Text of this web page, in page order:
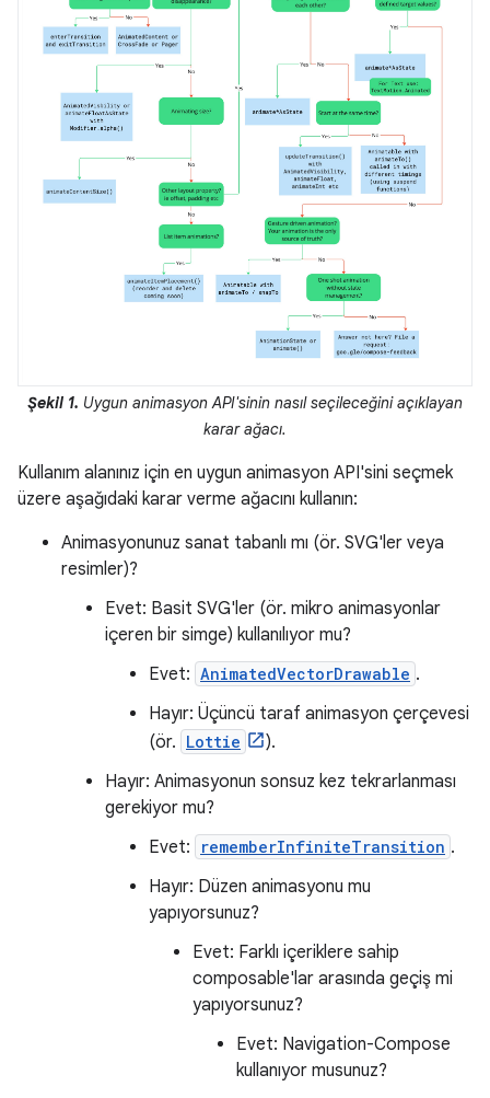
Şekil 1. Uygun animasyon API'sinin nasıl seçileceğini açıklayan
karar ağacı.
Kullanım alanınız için en uygun animasyon API'sini seçmek
üzere aşağıdaki karar verme ağacını kullanın:
Animasyonunuz sanat tabanlı mı (ör. SVG'ler veya
resimler)?
Evet: Basit SVG'ler (ör. mikro animasyonlar
içeren bir simge) kullanılıyor mu?
Evet: AnimatedVectorDrawable .
Hayır: Üçüncü taraf animasyon çerçevesi
(ör. Lottie
).
Hayır: Animasyonun sonsuz kez tekrarlanması
gerekiyor mu?
Evet:
rememberInfiniteTransition .
Hayır: Düzen animasyonu mu
yapıyorsunuz?
Evet: Farklı içeriklere sahip
composable'lar arasında geçiş mi
yapıyorsunuz?
Evet: Navigation-Compose
kullanıyor musunuz?